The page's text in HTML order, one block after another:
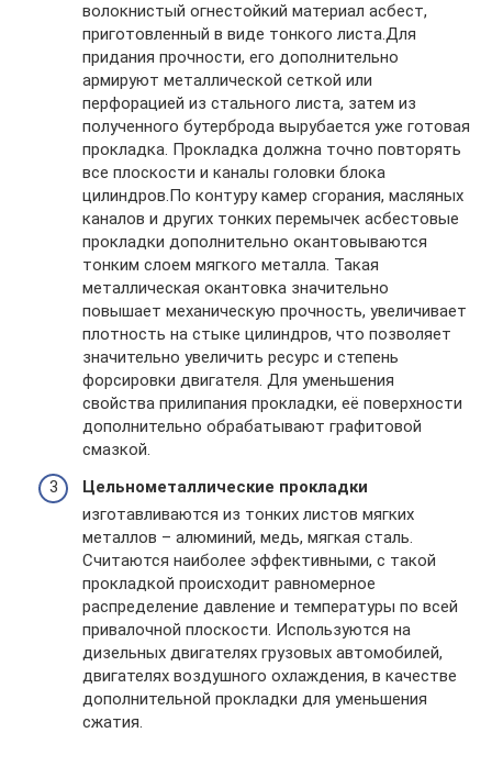
волокнистый огнестойкий материал асбест,
приготовленный в виде тонкого листа.Для
придания прочности, его дополнительно
армируют металлической сеткой или
перфорацией из стального листа, затем из
полученного бутерброда вырубается уже готовая
прокладка. Прокладка должна точно повторять
все плоскости и каналы головки блока
цилиндров.По контуру камер сгорания, масляных
каналов и других тонких перемычек асбестовые
прокладки дополнительно окантовываются
тонким слоем мягкого металла. Такая
металлическая окантовка значительно
повышает механическую прочность, увеличивает
плотность на стыке цилиндров, что позволяет
значительно увеличить ресурс и степень
форсировки двигателя. Для уменьшения
свойства прилипания прокладки, её поверхности
дополнительно обрабатывают графитовой
смазкой.
Цельнометаллические прокладки
изготавливаются из тонких листов мягких
металлов – алюминий, медь, мягкая сталь.
Считаются наиболее эффективными, с такой
прокладкой происходит равномерное
распределение давление и температуры по всей
привалочной плоскости. Используются на
дизельных двигателях грузовых автомобилей,
двигателях воздушного охлаждения, в качестве
дополнительной прокладки для уменьшения
сжатия.